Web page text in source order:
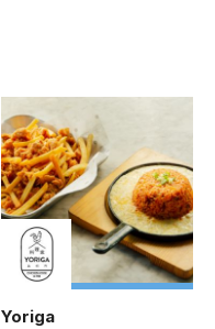
Yoriga